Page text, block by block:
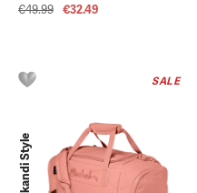
€49.99 €32.49
SALE
Skandi Style